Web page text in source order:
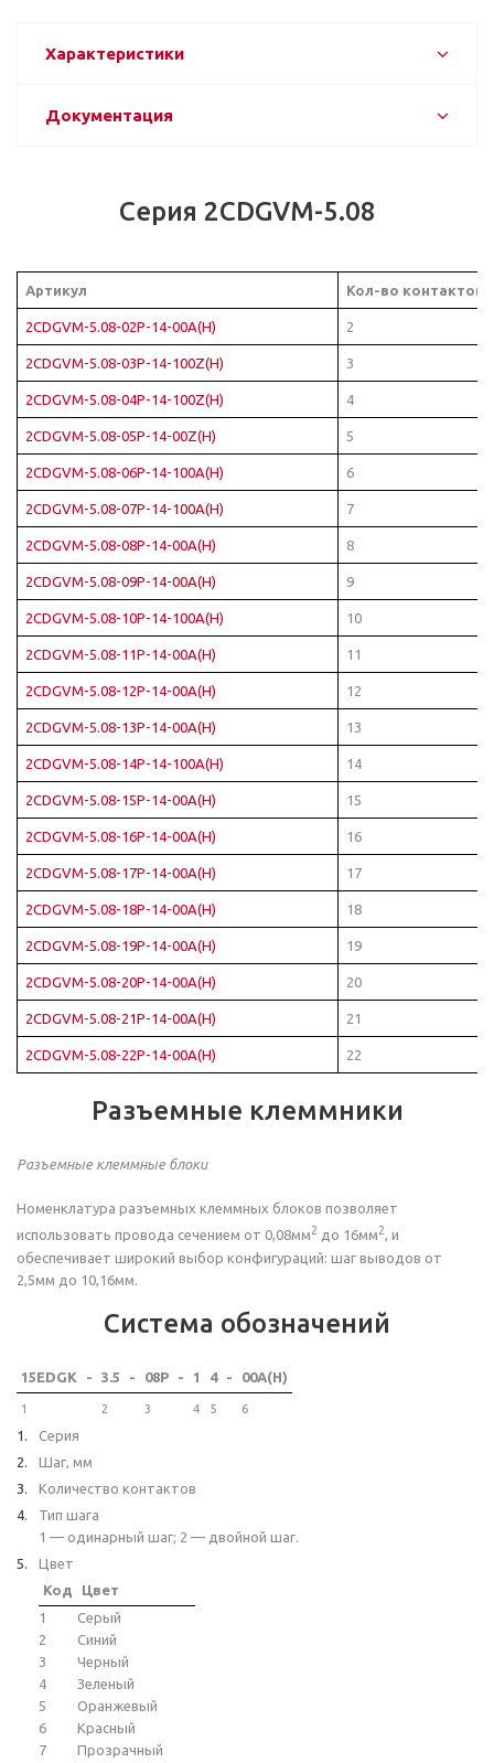
Характеристики
Документация
Серия 2CDGVM-5.08
Артикул Кол-во контактов
2CDGVM-5.08-02P-14-00A(H) 2
2CDGVM-5.08-03P-14-100Z(H) 3
2CDGVM-5.08-04P-14-100Z(H) 4
2CDGVM-5.08-05P-14-00Z(H) 5
2CDGVM-5.08-06P-14-100A(H) 6
2CDGVM-5.08-07P-14-100A(H) 7
2CDGVM-5.08-08P-14-00A(H) 8
2CDGVM-5.08-09P-14-00A(H) 9
2CDGVM-5.08-10P-14-100A(H) 10
2CDGVM-5.08-11P-14-00A(H) 11
2CDGVM-5.08-12P-14-00A(H) 12
2CDGVM-5.08-13P-14-00A(H) 13
2CDGVM-5.08-14P-14-100A(H) 14
2CDGVM-5.08-15P-14-00A(H) 15
2CDGVM-5.08-16P-14-00A(H) 16
2CDGVM-5.08-17P-14-00A(H) 17
2CDGVM-5.08-18P-14-00A(H) 18
2CDGVM-5.08-19P-14-00A(H) 19
2CDGVM-5.08-20P-14-00A(H) 20
2CDGVM-5.08-21P-14-00A(H) 21
2CDGVM-5.08-22P-14-00A(H) 22
Разъемные клеммники
Разъемные клеммные блоки
Номенклатура разъемных клеммных блоков позволяет
использовать провода сечением от 0,08мм2 до 16мм2, и
обеспечивает широкий выбор конфигураций: шаг выводов от
2,5мм до 10,16мм.
Система обозначений
15EDGK - 3.5 - 08P - 1 4 - 00A(H)
1 2 3 4 5 6
Серия
Шаг, мм
Количество контактов
Тип шага
1 — одинарный шаг; 2 — двойной шаг.
Цвет
Код
Цвет
1
Серый
2
Синий
3
Черный
4
Зеленый
5
Оранжевый
6
Красный
7
Прозрачный